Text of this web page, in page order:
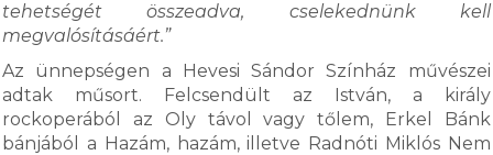
tehetségét összeadva, cselekednünk kell
megvalósításáért.”
Az ünnepségen a Hevesi Sándor Színház művészei
adtak műsort. Felcsendült az István, a király
rockoperából az Oly távol vagy tőlem, Erkel Bánk
bánjából a Hazám, hazám, illetve Radnóti Miklós Nem